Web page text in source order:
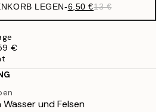
LEGEN-6,50 €13 €
€
und Felsen